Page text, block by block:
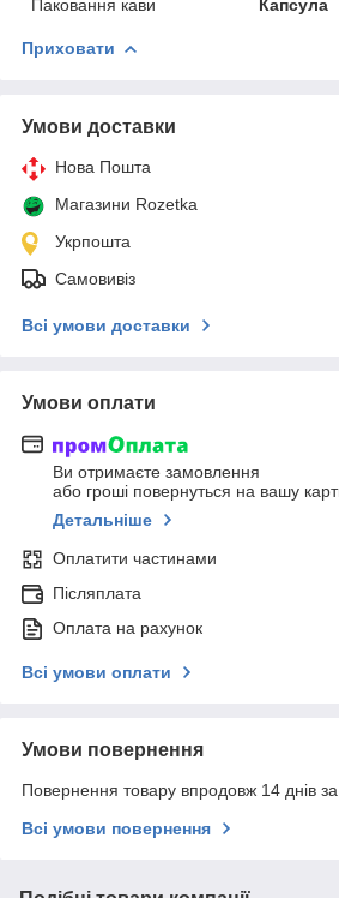
Паковання кави
Капсула
Приховати
Умови доставки
Нова Пошта
Магазини Rozetka
Укрпошта
Самовивіз
Всі умови доставки
Умови оплати
Ви отримаєте замовлення
або гроші повернуться на вашу
Детальніше
Оплатити частинами
Післяплата
Оплата на рахунок
Всі умови оплати
Умови повернення
Повернення товару впродовж 14 днів
Всі умови повернення